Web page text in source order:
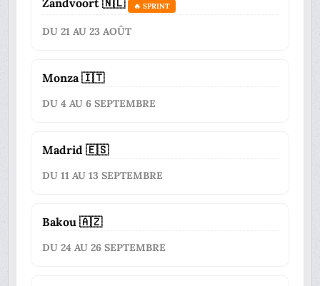
🔥 SPRINT
DU 21 AU 23 AOÛT
Monza 🇮🇹
DU 4 AU 6 SEPTEMBRE
Madrid 🇪🇸
DU 11 AU 13 SEPTEMBRE
Bakou 🇦🇿
DU 24 AU 26 SEPTEMBRE